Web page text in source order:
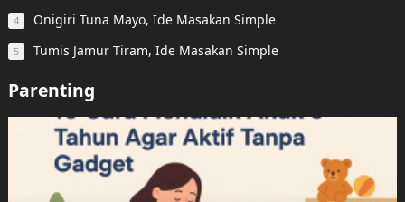
4 Onigiri Tuna Mayo, Ide Masakan Simple
5 Tumis Jamur Tiram, Ide Masakan Simple
Parenting